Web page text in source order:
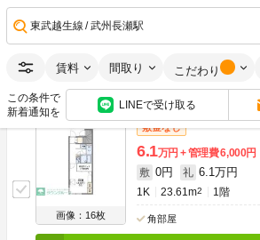
東武越生線 武州長瀬駅
賃料 間取り こだわり
この条件で
新着通知を
LINEで受け取る
画像：16枚
1K
最上階 角部屋
空室状況をお問い合わせ
画像：16枚
敷金なし
6.1万円 管理費6,000円
敷 0円 礼 6.1万円
1K 23.61m2 1階
角部屋